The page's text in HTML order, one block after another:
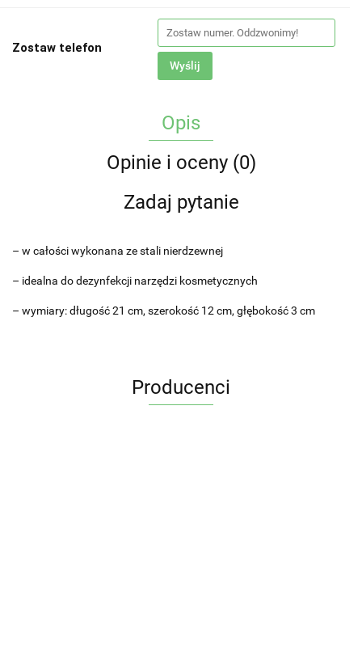
Zostaw telefon
Wyślij
Opis
Opinie i oceny (0)
Zadaj pytanie
– w całości wykonana ze stali nierdzewnej
– idealna do dezynfekcji narzędzi kosmetycznych
– wymiary: długość 21 cm, szerokość 12 cm, głębokość 3 cm
Producenci